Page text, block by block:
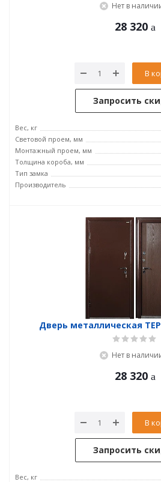
Нет в
28 320
В
Запросить
Вес, кг
Световой проем, мм
Монтажный проем, мм
Толщина короба, мм
Тип замка
Производитель
Дверь металлическая
Нет в
28 320
В
Запросить
Вес, кг